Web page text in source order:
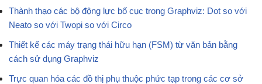
Thành thạo các bộ động lực bố cục trong Graphviz: Dot so với
Neato so với Twopi so với Circo
Thiết kế các máy trạng thái hữu hạn (FSM) từ văn bản bằng
cách sử dụng Graphviz
Trực quan hóa các đồ thị phụ thuộc phức tạp trong các cơ sở